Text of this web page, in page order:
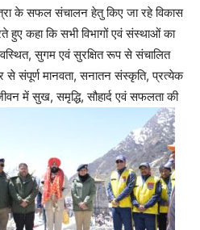
के सफल संचालन हेतु किए जा रहे विकास
हुए कहा कि सभी विभागों एवं संस्थाओं का
सुगम एवं सुरक्षित रूप से संचालित
से संपूर्ण मानवता, सनातन संस्कृति, प्रत्येक
में सुख, समृद्धि, सौहार्द एवं सफलता की